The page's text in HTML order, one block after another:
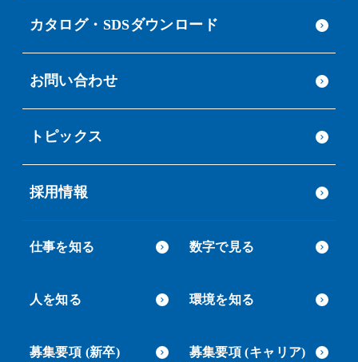
カタログ・SDSダウンロード
お問い合わせ
トピックス
採用情報
仕事を知る 数字で見る
人を知る 環境を知る
募集要項 (新卒) 募集要項 (キャリア)